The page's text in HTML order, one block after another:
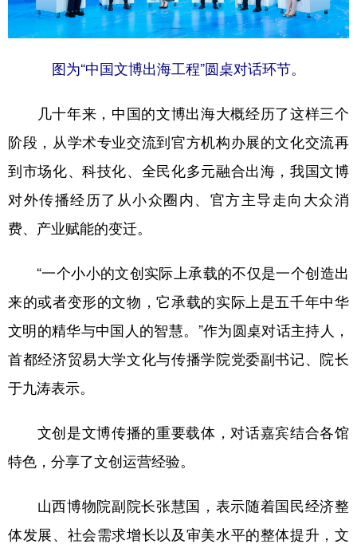
山东 河南 湖北 湖南
广东 广西 海南 重庆
四川 贵州 云南 西藏
陕西 甘肃 青海 宁夏
新疆 内蒙古 黑龙江
多语种频道
English Español
Русский язык 日本語 한국어
Deutsch Português
图为“中国文博出海工程”圆桌对话环节。
几十年来，中国的文博出海大概经历了这样三个
阶段，从学术专业交流到官方机构办展的文化交流再
到市场化、科技化、全民化多元融合出海，我国文博
对外传播经历了从小众圈内、官方主导走向大众消
费、产业赋能的变迁。
“一个小小的文创实际上承载的不仅是一个创造出
来的或者变形的文物，它承载的实际上是五千年中华
文明的精华与中国人的智慧。”作为圆桌对话主持人，
首都经济贸易大学文化与传播学院党委副书记、院长
于九涛表示。
文创是文博传播的重要载体，对话嘉宾结合各馆
特色，分享了文创运营经验。
山西博物院副院长张慧国，表示随着国民经济整
体发展、社会需求增长以及审美水平的整体提升，文